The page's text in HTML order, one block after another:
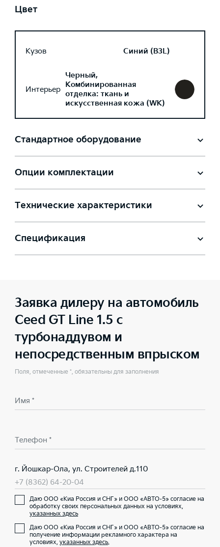
Цвет
Кузов Синий (B3L)
Интерьер
Черный,
Комбинированная
отделка: ткань и
искусственная кожа (WK)
Стандартное оборудование
Опции комплектации
Технические характеристики
Спецификация
Заявка дилеру на автомобиль
Ceed GT Line 1.5 с
турбонаддувом и
непосредственным впрыском
Поля, отмеченные *, обязательны для заполнения
Имя *
Телефон *
г. Йошкар-Ола, ул. Строителей д.110
+7 (8362) 64-20-04
Даю ООО «Киа Россия и СНГ» и ООО «АВТО-5» согласие на
обработку своих персональных данных на условиях,
указанных здесь
Даю ООО «Киа Россия и СНГ» и ООО «АВТО-5» согласие на
получение информации рекламного характера на
условиях, указанных здесь.